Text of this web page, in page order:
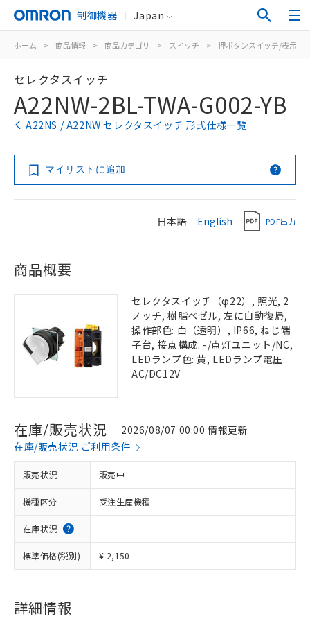
制御機器 Japan
ホーム > 商品情報 > 商品カテゴリ > スイッチ > 押ボタンスイッチ/表示灯
セレクタスイッチ
A22NW-2BL-TWA-G002-YB
A22NS / A22NW セレクタスイッチ 形式仕様一覧
マイリストに追加
日本語 English PDF出力
商品概要
セレクタスイッチ（φ22）, 照光, 2
ノッチ, 樹脂ベゼル, 左に自動復帰,
操作部色: 白（透明）, IP66, ねじ端
子台, 接点構成: -/点灯ユニット/NC,
LEDランプ色: 黄, LEDランプ電圧:
AC/DC12V
在庫/販売状況
2026/08/07 00:00 情報更新
在庫/販売状況 ご利用条件
販売状況 販売中
機種区分 受注生産機種
在庫状況
標準価格(税別) ¥ 2,150
詳細情報